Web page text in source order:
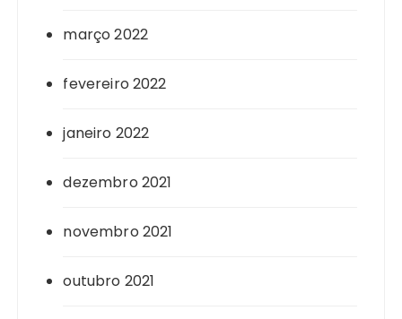
março 2022
fevereiro 2022
janeiro 2022
dezembro 2021
novembro 2021
outubro 2021